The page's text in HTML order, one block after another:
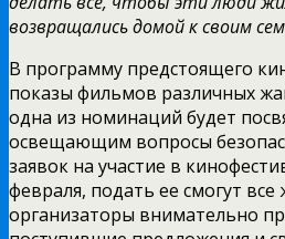
возвращались домой к своим
В программу предстоящего
показы фильмов различных
одна из номинаций будет
освещающим вопросы
заявок на участие в
февраля, подать ее смогут
организаторы внимательно